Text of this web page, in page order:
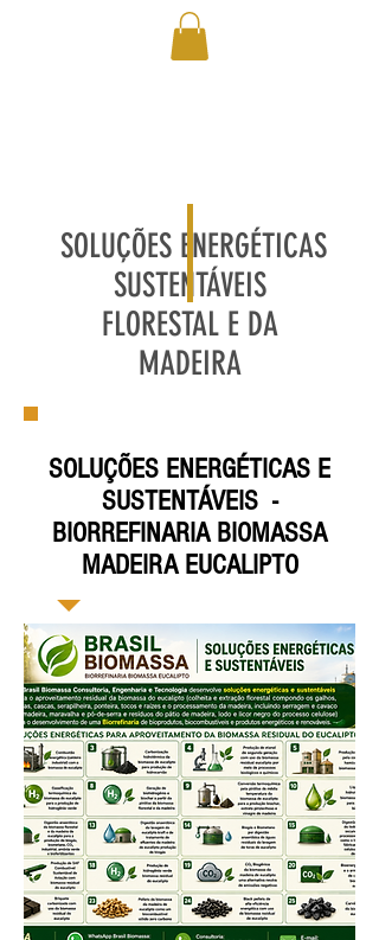
SOLUÇÕES ENERGÉTICAS
SUSTENTÁVEIS
FLORESTAL E DA
MADEIRA
SOLUÇÕES ENERGÉTICAS E
SUSTENTÁVEIS -
BIORREFINARIA BIOMASSA
MADEIRA EUCALIPTO